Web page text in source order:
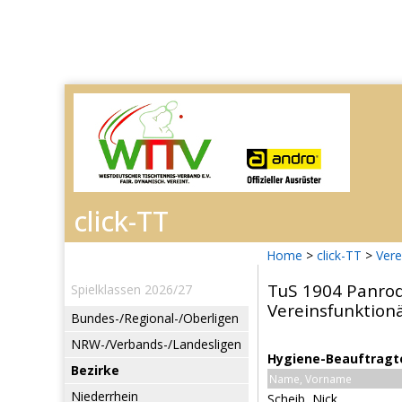
Home > click-TT >
Spielklassen 2026/27
Bundes-/Regional-/Oberligen
NRW-/Verbands-/Landesligen
Bezirke
Niederrhein
TuS 1904
Hygiene-
Name, Vorname